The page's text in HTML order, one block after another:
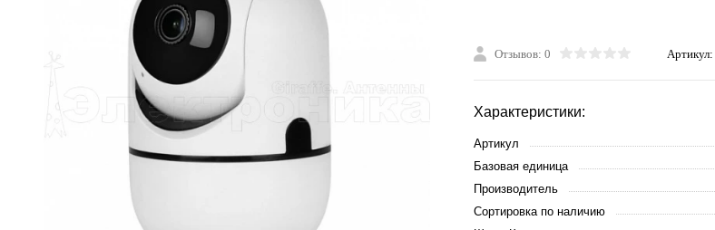
Отзывов: 0 Артикул:
Характеристики:
Артикул
Базовая единица
Производитель
Сортировка по наличию